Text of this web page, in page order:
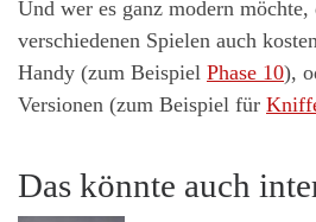
Und wer es ganz modern
verschiedenen Spielen auch
Handy (zum Beispiel Phase 10),
Versionen (zum Beispiel für
Das könnte auch